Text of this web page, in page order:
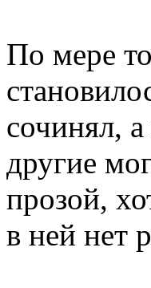
По мере
сочинял,
другие
прозой,
в ней нет